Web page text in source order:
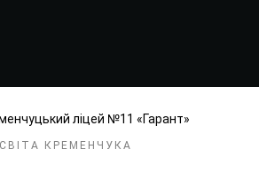
ліцей №11 «Гарант»
КРЕМЕНЧУКА